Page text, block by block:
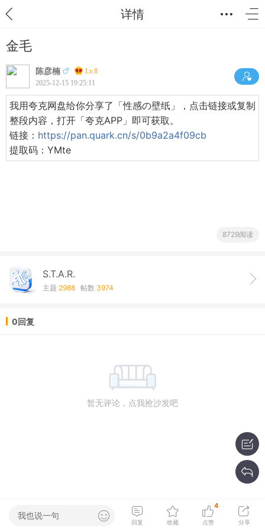
详情
金毛
陈彦楠
Lv.8
2025-12-15 19:25:11
我用夸克网盘给你分享了「性感の壁纸」，点击链接或复制
整段内容，打开「夸克APP」即可获取。
链接： https://pan.quark.cn/s/0b9a2a4f09cb
提取码：YMte
8729阅读
S.T.A.R.
主题 2988 帖数 3974
0回复
暂无评论，点我抢沙发吧
我也说一句
回复 收藏
4
点赞 分享